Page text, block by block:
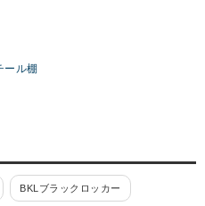
ール棚
BKLブラックロッカー